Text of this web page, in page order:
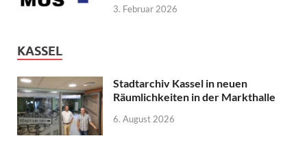
3. Februar 2026
KASSEL
Stadtarchiv Kassel in neuen
Räumlichkeiten in der Markthalle
6. August 2026